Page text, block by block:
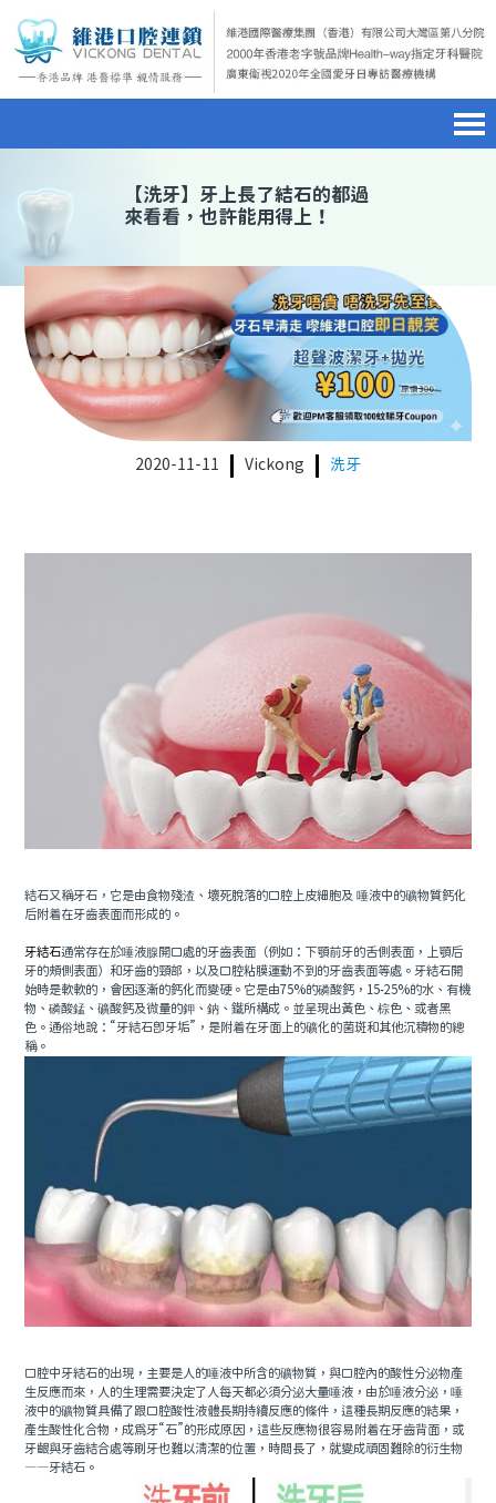
醫院簡介 hospital introduction
醫生介紹doctor introduction
醫療新聞 medical news
種植牙dental implant
orthodontics
微信預約
WhatsApp預約
【洗牙】牙上長了結石的都過
來看看，也許能用得上！
2020-11-11 Vickong 洗牙
結石又稱牙石，它是由食物殘渣、壞死脫落的口腔上皮細胞及 唾液中的礦物質鈣化
后附着在牙齒表面而形成的。
牙結石通常存在於唾液腺開口處的牙齒表面（例如：下顎前牙的舌側表面，上顎后
牙的頰側表面）和牙齒的頸部，以及口腔粘膜運動不到的牙齒表面等處。牙結石開
始時是軟軟的，會因逐漸的鈣化而變硬。它是由75%的磷酸鈣，15-25%的水、有機
物、磷酸錳、礦酸鈣及微量的鉀、鈉、鐵所構成。並呈現出黃色、棕色、或者黑
色。通俗地說：“牙結石即牙垢”，是附着在牙面上的礦化的菌斑和其他沉積物的總
稱。
口腔中牙結石的出現，主要是人的唾液中所含的礦物質，與口腔內的酸性分泌物產
生反應而來，人的生理需要決定了人每天都必須分泌大量唾液，由於唾液分泌，唾
液中的礦物質具備了跟口腔酸性液體長期持續反應的條件，這種長期反應的結果，
產生酸性化合物，成為牙“石”的形成原因，這些反應物很容易附着在牙齒背面，或
牙齦與牙齒結合處等刷牙也難以清潔的位置，時間長了，就變成頑固難除的衍生物
——牙結石。